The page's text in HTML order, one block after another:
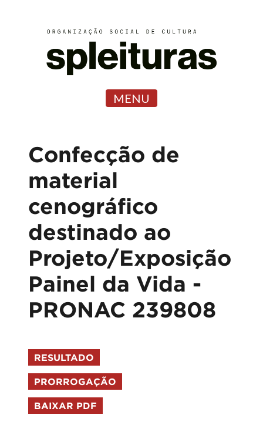
MENU
Confecção de
material
cenográfico
destinado ao
Projeto/Exposição
Painel da Vida -
PRONAC 239808
RESULTADO
PRORROGAÇÃO
BAIXAR PDF